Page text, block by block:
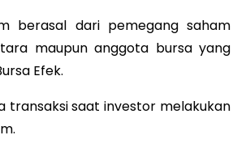
berasal dari pemegang saham
maupun anggota bursa yang
Efek.
transaksi saat investor melakukan